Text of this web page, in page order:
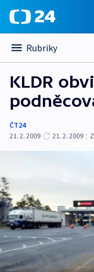
Rubriky
KLDR
ČT24
21. 2. 2009
21. 2. 2009 |